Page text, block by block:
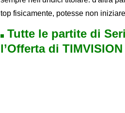
top fisicamente, potesse non
Tutte le partite di
l’Offerta di